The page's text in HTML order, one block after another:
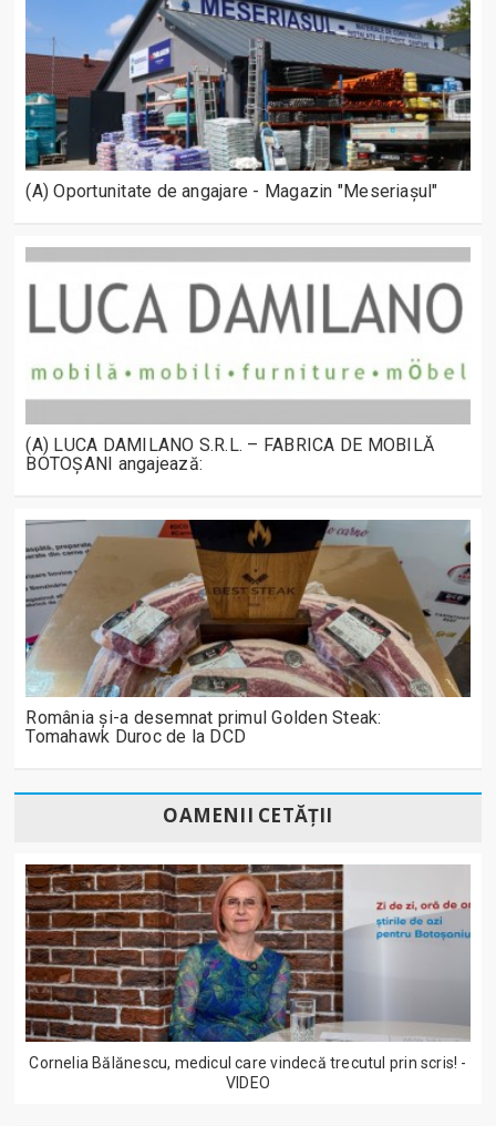
(A) Oportunitate de angajare - Magazin "Meseriașul"
(A) LUCA DAMILANO S.R.L. – FABRICA DE MOBILĂ
BOTOȘANI angajează:
România și-a desemnat primul Golden Steak:
Tomahawk Duroc de la DCD
OAMENII CETĂȚII
Cornelia Bălănescu, medicul care vindecă trecutul prin scris! -
VIDEO